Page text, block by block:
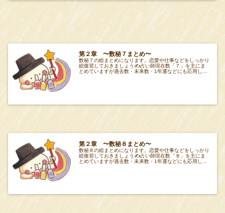
第２章 〜数秘７まとめ〜
数秘７の総まとめになります。恋愛や仕事などをしっかり
総復習しておきましょう✍️占い師現在数「７」を主にま
とめていますが過去数・未来数・1年運などにも応用して
第２章 〜数秘８まとめ〜
数秘８の総まとめになります。恋愛や仕事などをしっかり
総復習しておきましょう✍️占い師現在数「８」を主にま
とめていますが過去数・未来数・1年運などにも応用して